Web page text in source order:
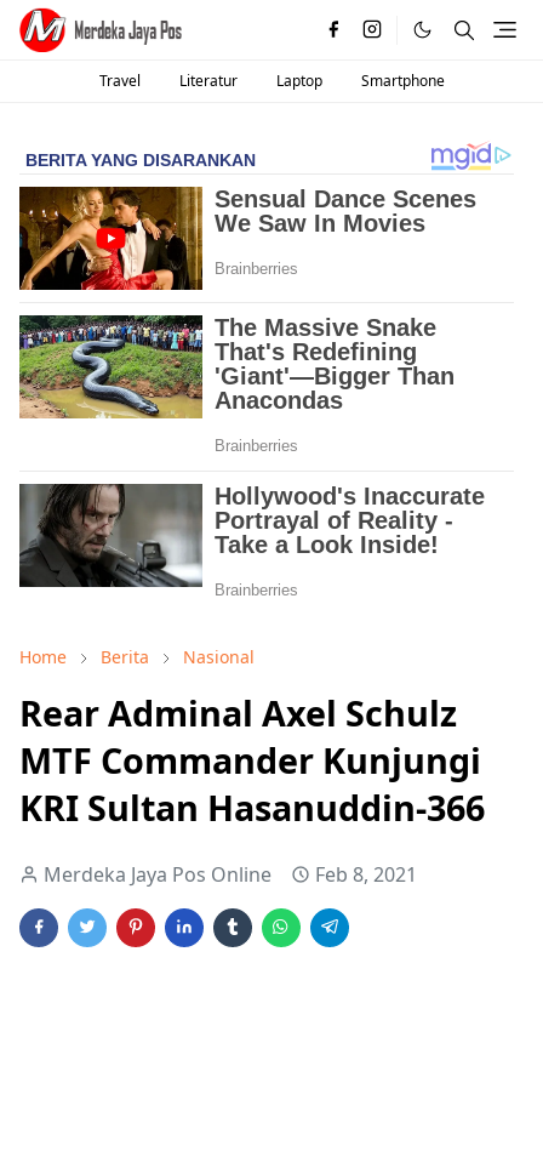
Travel Literatur Laptop Smartphone
Home Berita Nasional
Rear Adminal Axel Schulz
MTF Commander Kunjungi
KRI Sultan Hasanuddin-366
Merdeka Jaya Pos Online Feb 8, 2021